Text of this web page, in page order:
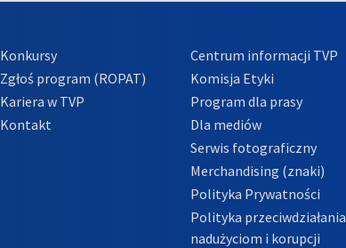
Konkursy
Zgłoś program (ROPAT)
Kariera w TVP
Kontakt
Centrum informacji TVP
Komisja Etyki
Program dla prasy
Dla mediów
Serwis fotograficzny
Merchandising (znaki)
Polityka Prywatności
Polityka przeciwdziałania
nadużyciom i korupcji